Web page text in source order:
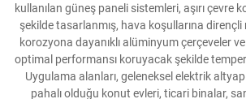
kullanılan güneş paneli sistemleri, aşırı çevre
şekilde tasarlanmış, hava koşullarına dirençli
korozyona dayanıklı alüminyum çerçeveler
optimal performansı koruyacak şekilde
Uygulama alanları, geleneksel elektrik
pahalı olduğu konut evleri, ticari binalar,